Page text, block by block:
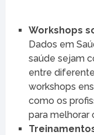
Workshops
Dados em
saúde sejam
entre
workshops
como os
para melhorar